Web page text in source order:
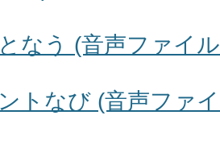
なう (音声ファイ
トなび (音声ファ